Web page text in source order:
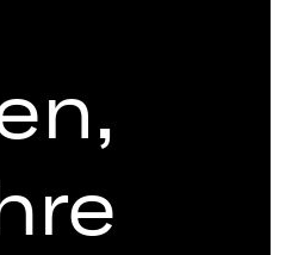
Besetzung